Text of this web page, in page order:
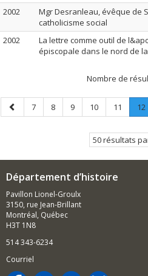
2002
Mgr Desranleau, évêque de
catholicisme social
2002
La lettre comme outil de
épiscopale dans le nord de
Nombre de
Page
précédente
Page
7 Page
8 Page
9 Page
10 Page
11 12
50 résultats
Département d’histoire
Pavillon Lionel-Groulx
3150, rue Jean-Brillant
Montréal, Québec
H3T 1N8
514 343-6234
Courriel